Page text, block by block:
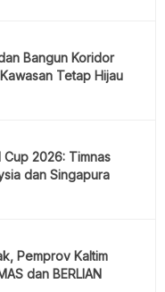
Bangun Koridor
Tetap Hijau
Cup 2026: Timnas
dan Singapura
Pemprov Kaltim
dan BERLIAN